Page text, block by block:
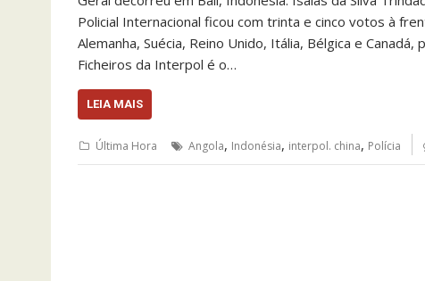
Policial Internacional ficou com trinta e cinco votos à
Alemanha, Suécia, Reino Unido, Itália, Bélgica e
Ficheiros da Interpol é o…
LEIA MAIS
Última Hora Angola, Indonésia, interpol. china, Polícia